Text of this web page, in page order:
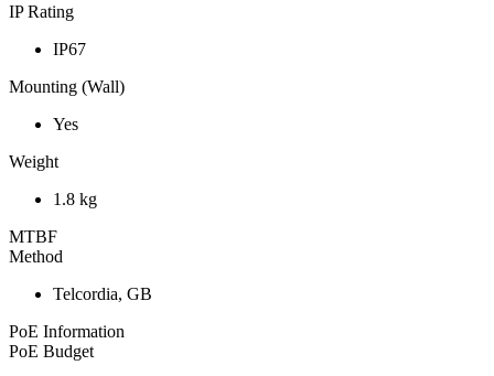
IP Rating
IP67
Mounting (Wall)
Yes
Weight
1.8 kg
MTBF
Method
Telcordia, GB
PoE Information
PoE Budget